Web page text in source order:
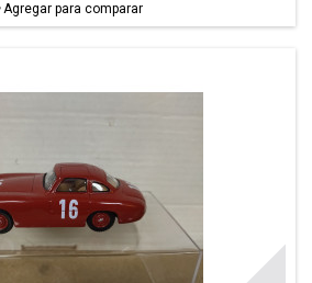
Agregar para comparar